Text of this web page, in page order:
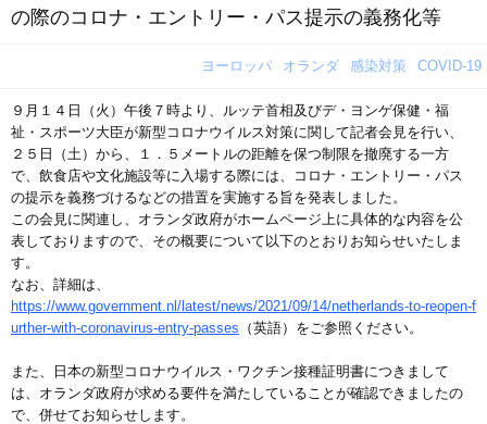
の際のコロナ・エントリー・パス提示の義務化等
ヨーロッパ オランダ 感染対策 COVID-19
９月１４日（火）午後７時より、ルッテ首相及びデ・ヨンゲ保健・福
祉・スポーツ大臣が新型コロナウイルス対策に関して記者会見を行い、
２５日（土）から、１．５メートルの距離を保つ制限を撤廃する一方
で、飲食店や文化施設等に入場する際には、コロナ・エントリー・パス
の提示を義務づけるなどの措置を実施する旨を発表しました。
この会見に関連し、オランダ政府がホームページ上に具体的な内容を公
表しておりますので、その概要について以下のとおりお知らせいたしま
す。
なお、詳細は、
https://www.government.nl/latest/news/2021/09/14/netherlands-to-reopen-f
urther-with-coronavirus-entry-passes （英語）をご参照ください。
また、日本の新型コロナウイルス・ワクチン接種証明書につきまして
は、オランダ政府が求める要件を満たしていることが確認できましたの
で、併せてお知らせします。